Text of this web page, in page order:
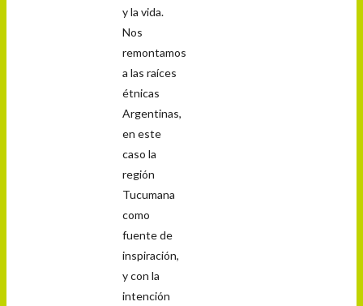
y la vida.
Nos
remontamos
a las raíces
étnicas
Argentinas,
en este
caso la
región
Tucumana
como
fuente de
inspiración,
y con la
intención